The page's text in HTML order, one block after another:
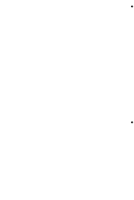
・